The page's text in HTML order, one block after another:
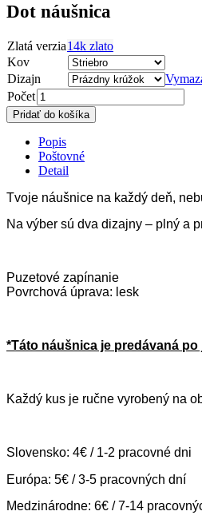
Dot náušnica
Zlatá verzia14k zlato
Kov
Dizajn
Počet
Pridať do košíka
Popis
Poštovné
Detail
Tvoje náušnice na každý deň,
Na výber sú dva dizajny – plný a
Puzetové zapínanie
Povrchová úprava: lesk
*Táto náušnica je predávaná
Každý kus je ručne vyrobený na
Slovensko: 4€ / 1-2 pracovné dni
Európa: 5€ / 3-5 pracovných dní
Medzinárodne: 6€ / 7-14